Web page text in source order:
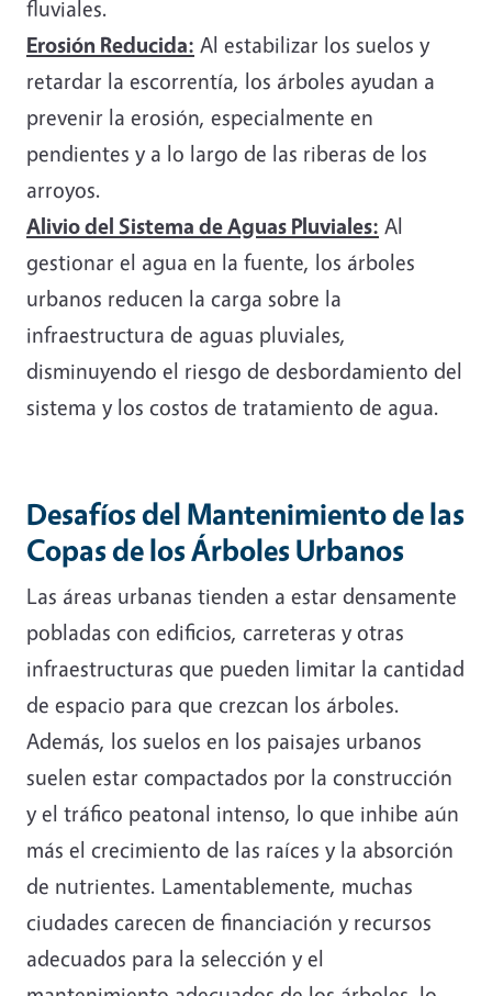
fluviales.
Erosión Reducida: Al estabilizar los suelos y
retardar la escorrentía, los árboles ayudan a
prevenir la erosión, especialmente en
pendientes y a lo largo de las riberas de los
arroyos.
Alivio del Sistema de Aguas Pluviales: Al
gestionar el agua en la fuente, los árboles
urbanos reducen la carga sobre la
infraestructura de aguas pluviales,
disminuyendo el riesgo de desbordamiento del
sistema y los costos de tratamiento de agua.
Desafíos del Mantenimiento de las
Copas de los Árboles Urbanos
Las áreas urbanas tienden a estar densamente
pobladas con edificios, carreteras y otras
infraestructuras que pueden limitar la cantidad
de espacio para que crezcan los árboles.
Además, los suelos en los paisajes urbanos
suelen estar compactados por la construcción
y el tráfico peatonal intenso, lo que inhibe aún
más el crecimiento de las raíces y la absorción
de nutrientes. Lamentablemente, muchas
ciudades carecen de financiación y recursos
adecuados para la selección y el